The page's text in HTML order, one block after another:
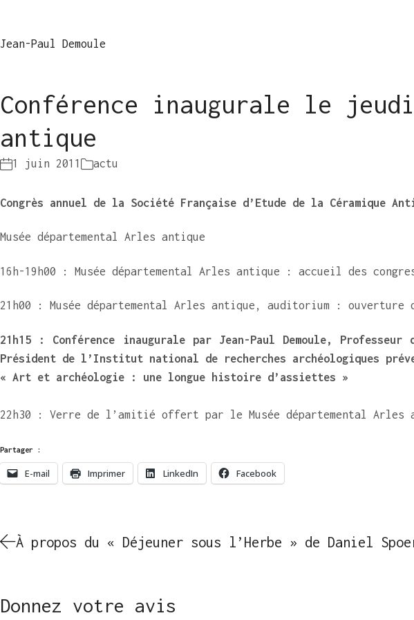
Jean-Paul Demoule
Conférence inaugurale le
antique
1 juin 2011 actu
Congrès annuel de la Société Française d’Etude de la Céramique
Musée départemental Arles antique
16h-19h00 : Musée départemental Arles antique : accueil des
21h00 : Musée départemental Arles antique, auditorium : ouverture
21h15 : Conférence inaugurale par Jean-Paul Demoule,
Président de l’Institut national de recherches archéologiques
« Art et archéologie : une longue histoire d’assiettes »
22h30 : Verre de l’amitié offert par le Musée départemental Arles
Partager :
E-mail Imprimer LinkedIn Facebook
À propos du « Déjeuner sous l’Herbe » de Daniel
Donnez votre avis